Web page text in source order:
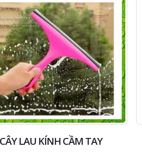
CÂY LAU KÍNH CẦM TAY